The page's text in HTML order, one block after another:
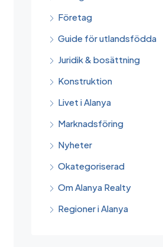
Företag
Guide för utlandsfödda
Juridik & bosättning
Konstruktion
Livet i Alanya
Marknadsföring
Nyheter
Okategoriserad
Om Alanya Realty
Regioner i Alanya